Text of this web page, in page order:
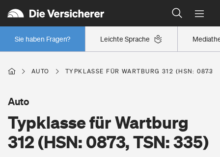
Leichte Sprache
Sie haben Fragen?
Wer versichert was: Jetzt Versicherer finden
Regionalklassen: So ist Ihre Region eingestuft
Wer versichert was: Jetzt Versicherer finden
Berufsunfähigkeitsversicherung
Erwerbsunfähigkeitsversicherung
Wohnen
AUTO TYPKLASSE FÜR WARTBURG 312 (HSN: 0873,
Typklasse für Wartburg
312 (HSN: 0873, TSN: 335)
Auto